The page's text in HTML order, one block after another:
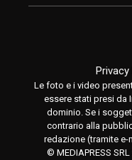
Privacy
Le foto e i video
essere stati presi da
dominio. Se i
contrario alla
redazione (tramite e-
© MEDIAPRESS